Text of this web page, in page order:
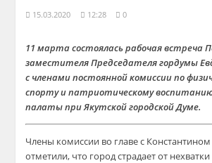
15.03.2020 12:28 0
11 марта состоялась рабочая встреча
заместителя Председателя гордумы
с членами постоянной комиссии по
спорту и патриотическому
палаты при Якутской городской Думе.
Члены комиссии во главе с
отметили, что город страдает от